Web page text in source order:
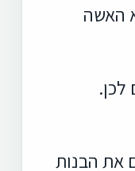
האשה
לכן.
את הבנות